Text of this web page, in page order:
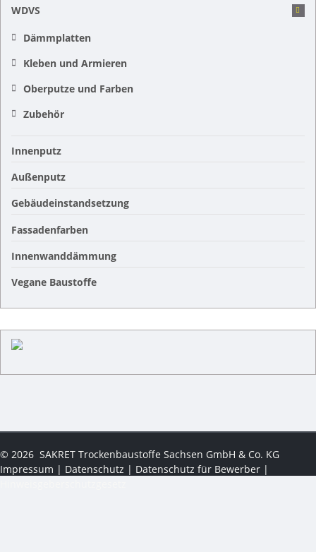
WDVS
Dämmplatten
Kleben und Armieren
Oberputze und Farben
Zubehör
Innenputz
Außenputz
Gebäudeinstandsetzung
Fassadenfarben
Innenwanddämmung
Vegane Baustoffe
© 2026 SAKRET Trockenbaustoffe Sachsen GmbH & Co. KG
Impressum | Datenschutz | Datenschutz für Bewerber |